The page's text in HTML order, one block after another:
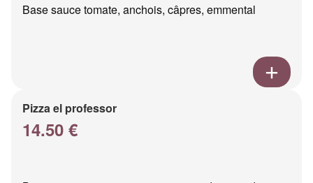
Base sauce tomate, anchois, câpres, emmental
Pizza el professor
14.50 €